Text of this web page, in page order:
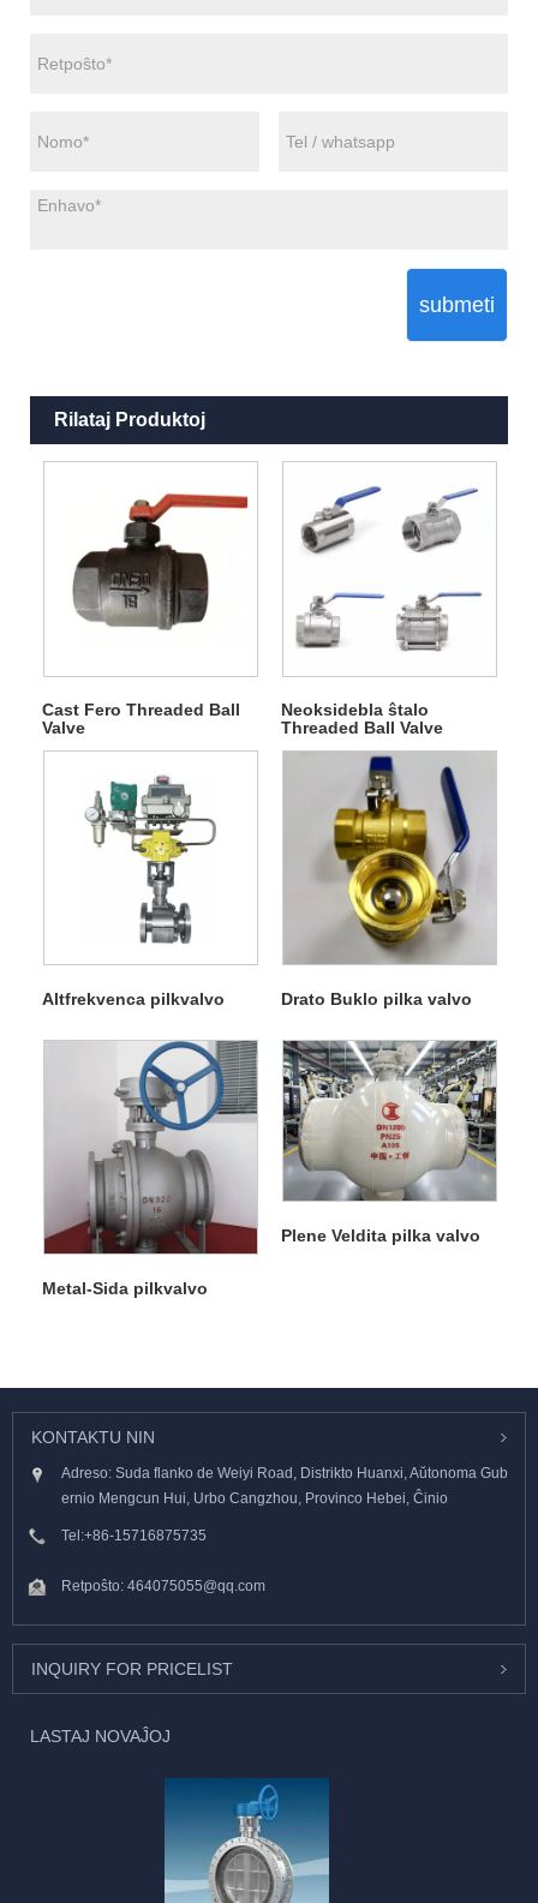
submeti
Rilataj Produktoj
Cast Fero Threaded Ball
Valve
Neoksidebla ŝtalo
Threaded Ball Valve
Altfrekvenca pilkvalvo Drato Buklo pilka valvo
Metal-Sida pilkvalvo
Plene Veldita pilka valvo
KONTAKTU NIN
Adreso: Suda flanko de Weiyi Road, Distrikto Huanxi, Aŭtonoma Gub
ernio Mengcun Hui, Urbo Cangzhou, Provinco Hebei, Ĉinio
Tel:+86-15716875735
Retpoŝto: 464075055@qq.com
INQUIRY FOR PRICELIST
LASTAJ NOVAĴOJ